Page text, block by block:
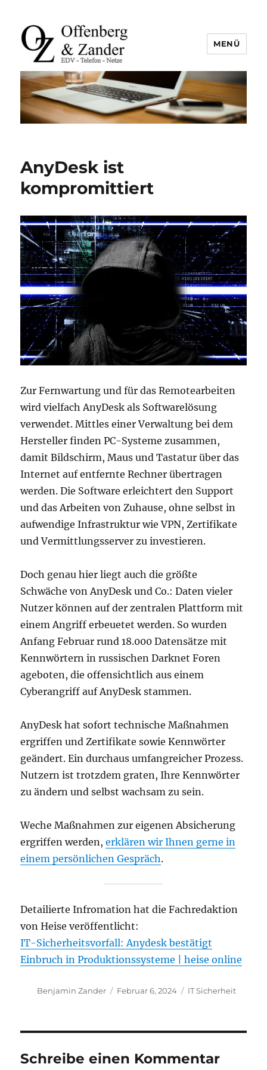
offenberg & zander gbr |
leutefeldstraße 25 | 47800 krefeld
| tel. +49 2151 45 45 840 | info@oz-
it.de
MENÜ
AnyDesk ist
kompromittiert
Zur Fernwartung und für das Remotearbeiten
wird vielfach AnyDesk als Softwarelösung
verwendet. Mittles einer Verwaltung bei dem
Hersteller finden PC-Systeme zusammen,
damit Bildschirm, Maus und Tastatur über das
Internet auf entfernte Rechner übertragen
werden. Die Software erleichtert den Support
und das Arbeiten von Zuhause, ohne selbst in
aufwendige Infrastruktur wie VPN, Zertifikate
und Vermittlungsserver zu investieren.
Doch genau hier liegt auch die größte
Schwäche von AnyDesk und Co.: Daten vieler
Nutzer können auf der zentralen Plattform mit
einem Angriff erbeuetet werden. So wurden
Anfang Februar rund 18.000 Datensätze mit
Kennwörtern in russischen Darknet Foren
ageboten, die offensichtlich aus einem
Cyberangriff auf AnyDesk stammen.
AnyDesk hat sofort technische Maßnahmen
ergriffen und Zertifikate sowie Kennwörter
geändert. Ein durchaus umfangreicher Prozess.
Nutzern ist trotzdem graten, Ihre Kennwörter
zu ändern und selbst wachsam zu sein.
Weche Maßnahmen zur eigenen Absicherung
ergriffen werden,erklären wir Ihnen gerne in
einem persönlichen Gespräch.
Detailierte Infromation hat die Fachredaktion
von Heise veröffentlicht:
IT-Sicherheitsvorfall: Anydesk bestätigt
Einbruch in Produktionssysteme | heise online
Autor
Benjamin Zander
Veröffentlicht
Februar 6, 2024 Kategorien
IT Sicherheit
Schreibe einen Kommentar